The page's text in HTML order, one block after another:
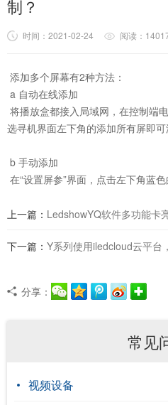
制？
时间：2021-02-24 阅读：
添加多个屏幕有2种方法：
a 自动在线添加
将播放盒都接入局域网，在控制端
选寻机界面左下角的添加所有屏即可
b 手动添加
在“设置屏参”界面，点击左下角蓝色
上一篇： LedshowYQ软件多功能卡
下一篇： Y系列使用iledcloud云平台
分享：
常见
视频设备